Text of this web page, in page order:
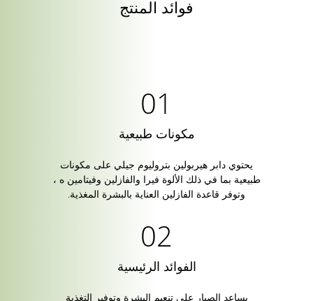
فوائد المنتج
مكونات طبيعية
يحتوي دابر هيربولين بتروليوم جيلي على مكونات
طبيعية بما في ذلك الألوة فيرا والفازلين وفيتامين ه ،
وتوفر قاعدة الفازلين العناية بالبشرة المغذية.
الفوائد الرئيسية
يساعد الصبار على تنعيم البشرة وتوفير التغذية